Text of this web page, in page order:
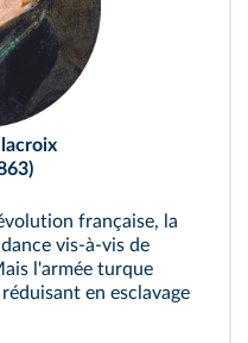
française, la
vis‑à‑vis de
l'armée turque
en esclavage